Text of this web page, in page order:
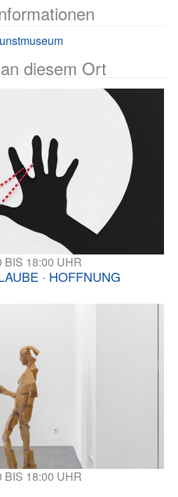
diesem Ort
BIS 18:00 UHR
· HOFFNUNG
BIS 18:00 UHR